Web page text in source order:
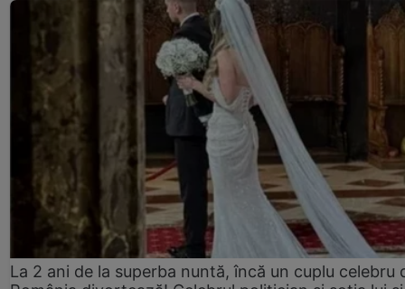
La 2 ani de la superba nuntă, încă un cuplu celebru